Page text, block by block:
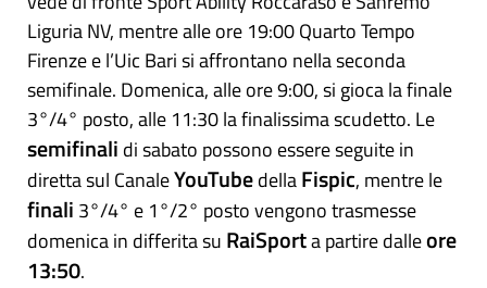
Liguria NV, mentre alle ore 19:00 Quarto Tempo
Firenze e l’Uic Bari si affrontano nella seconda
semifinale. Domenica, alle ore 9:00, si gioca la finale
3°/4° posto, alle 11:30 la finalissima scudetto. Le
semifinali di sabato possono essere seguite in
diretta sul CanaleYouTubedellaFispic, mentre le
finali 3°/4° e 1°/2° posto vengono trasmesse
domenica in differita su RaiSporta partire dalleore
13:50.